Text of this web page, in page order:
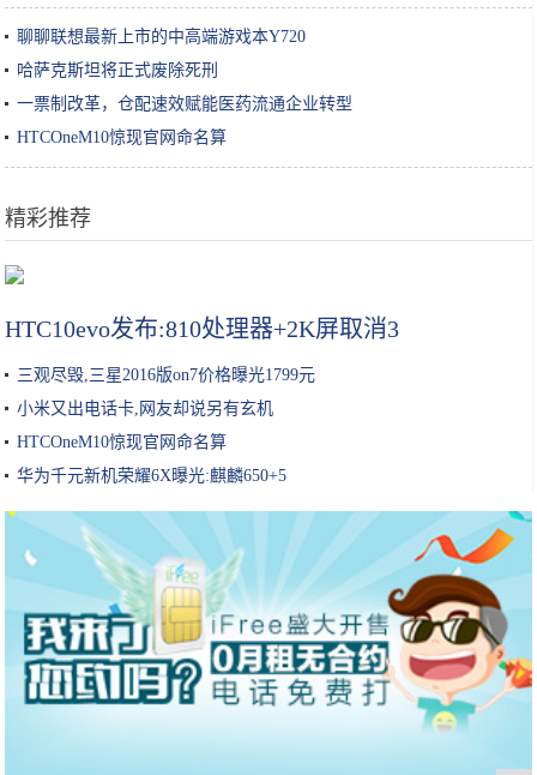
聊聊联想最新上市的中高端游戏本Y720
哈萨克斯坦将正式废除死刑
一票制改革，仓配速效赋能医药流通企业转型
HTCOneM10惊现官网命名算
精彩推荐
HTC10evo发布:810处理器+2K屏取消3
三观尽毁,三星2016版on7价格曝光1799元
小米又出电话卡,网友却说另有玄机
HTCOneM10惊现官网命名算
华为千元新机荣耀6X曝光:麒麟650+5